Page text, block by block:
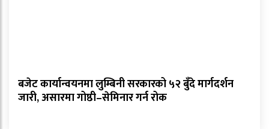
बजेट कार्यान्वयनमा लुम्बिनी सरकारको ५२ बुँदे मार्गदर्शन
जारी, असारमा गोष्ठी–सेमिनार गर्न रोक